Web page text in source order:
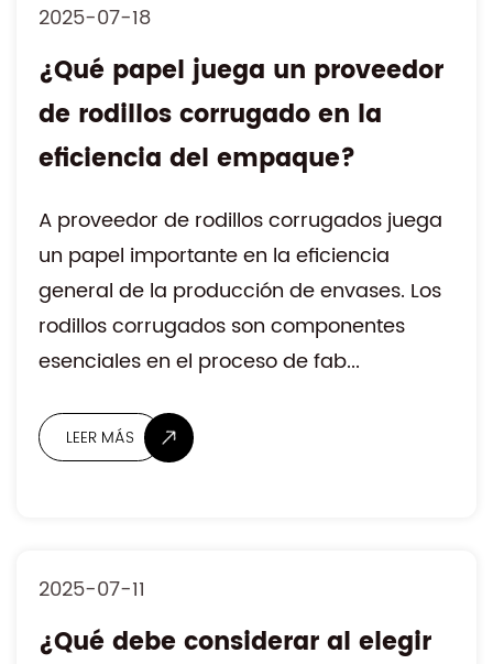
LEER MÁS
2025-07-18
¿Qué papel juega un proveedor
de rodillos corrugado en la
eficiencia del empaque?
A proveedor de rodillos corrugados juega
un papel importante en la eficiencia
general de la producción de envases. Los
rodillos corrugados son componentes
esenciales en el proceso de fab...
2025-07-11
¿Qué debe considerar al elegir